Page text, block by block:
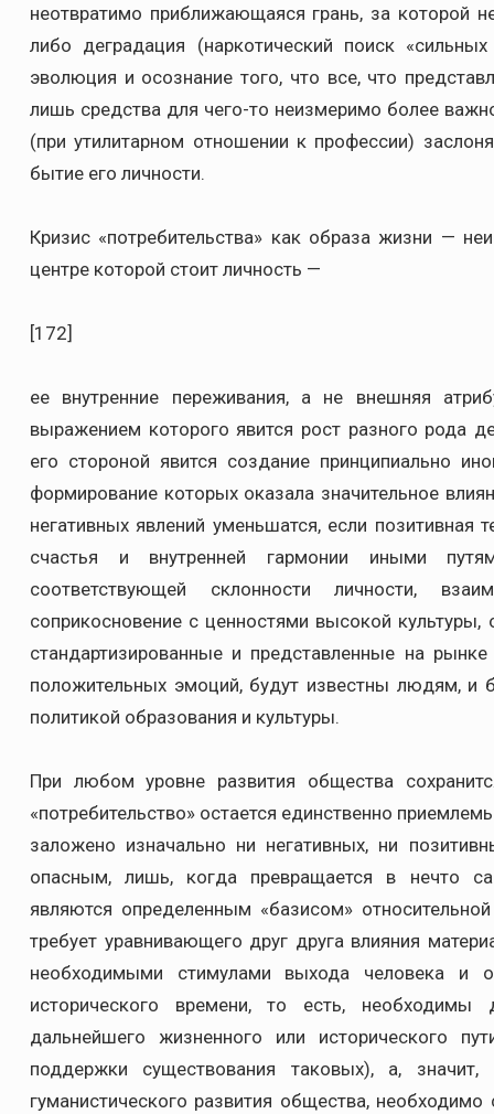
неотвратимо приближающаяся грань, за
либо деградация (наркотический поиск
эволюция и осознание того, что все, что
лишь средства для чего-то неизмеримо более
(при утилитарном отношении к профессии)
бытие его личности.
Кризис «потребительства» как образа жизни —
центре которой стоит личность —
[172]
ее внутренние переживания, а не внешняя
выражением которого явится рост разного рода
его стороной явится создание принципиально
формирование которых оказала значительное
негативных явлений уменьшатся, если
счастья и внутренней гармонии иными
соответствующей склонности личности,
соприкосновение с ценностями высокой
стандартизированные и представленные на
положительных эмоций, будут известны людям, и
политикой образования и культуры.
При любом уровне развития общества
«потребительство» остается единственно
заложено изначально ни негативных, ни
опасным, лишь, когда превращается в нечто
являются определенным «базисом»
требует уравнивающего друг друга влияния
необходимыми стимулами выхода человека и
исторического времени, то есть,
дальнейшего жизненного или исторического
поддержки существования таковых), а,
гуманистического развития общества,